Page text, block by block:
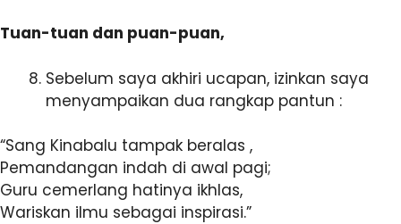
Tuan-tuan dan puan-puan,
Sebelum saya akhiri ucapan, izinkan saya
menyampaikan dua rangkap pantun :
“Sang Kinabalu tampak beralas ,
Pemandangan indah di awal pagi;
Guru cemerlang hatinya ikhlas,
Wariskan ilmu sebagai inspirasi.”